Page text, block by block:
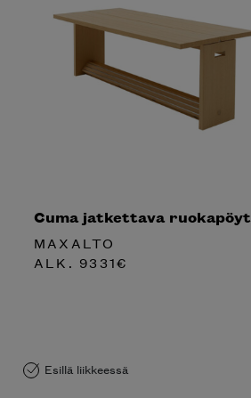
Cuma jatkettava
MAXALTO
ALK. 9331€
Esillä liikkeessä